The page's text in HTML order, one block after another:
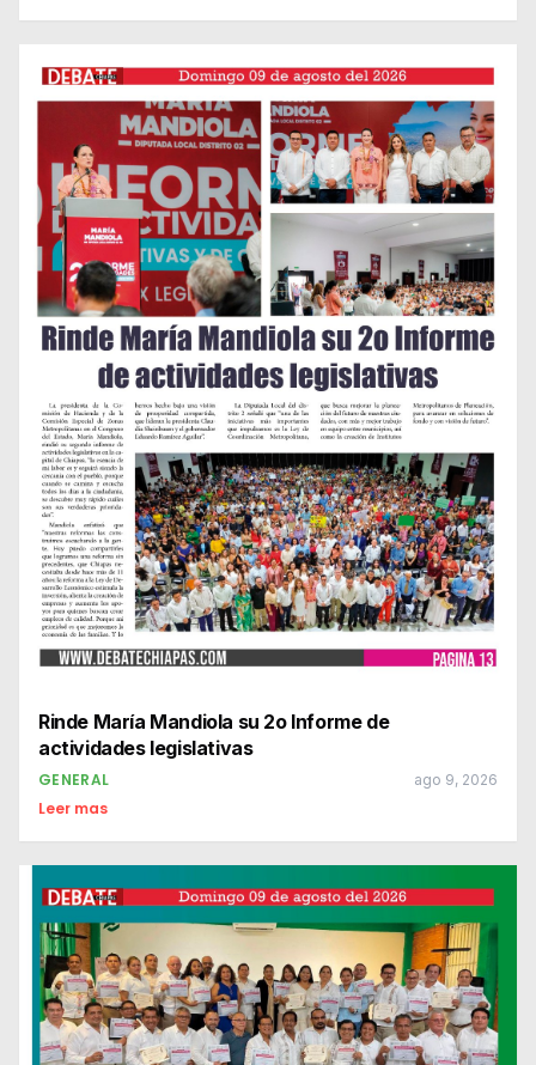
Rinde María Mandiola su 2o Informe de
actividades legislativas
GENERAL ago 9, 2026
Leer mas